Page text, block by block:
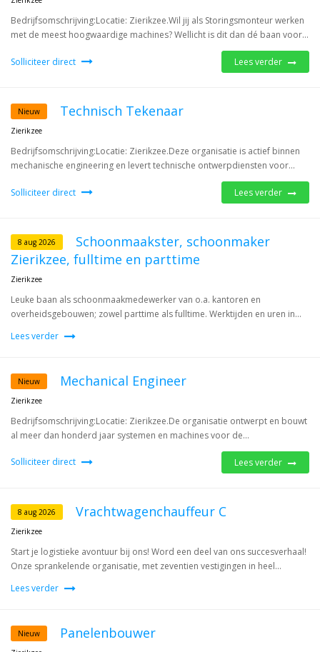
Bedrijfsomschrijving:Locatie: Zierikzee.Wil jij als Storingsmonteur werken
met de meest hoogwaardige machines? Wellicht is dit dan dé baan voor...
Solliciteer direct Lees verder
Nieuw Technisch Tekenaar
Zierikzee
Bedrijfsomschrijving:Locatie: Zierikzee.Deze organisatie is actief binnen
mechanische engineering en levert technische ontwerpdiensten voor...
Solliciteer direct Lees verder
8 aug 2026
Schoonmaakster, schoonmaker
Zierikzee, fulltime en parttime
Zierikzee
Leuke baan als schoonmaakmedewerker van o.a. kantoren en
overheidsgebouwen; zowel parttime als fulltime. Werktijden en uren in...
Lees verder
Nieuw Mechanical Engineer
Zierikzee
Bedrijfsomschrijving:Locatie: Zierikzee.De organisatie ontwerpt en bouwt
al meer dan honderd jaar systemen en machines voor de...
Solliciteer direct Lees verder
8 aug 2026 Vrachtwagenchauffeur C
Zierikzee
Start je logistieke avontuur bij ons! Word een deel van ons succesverhaal!
Onze sprankelende organisatie, met zeventien vestigingen in heel...
Lees verder
Nieuw Panelenbouwer